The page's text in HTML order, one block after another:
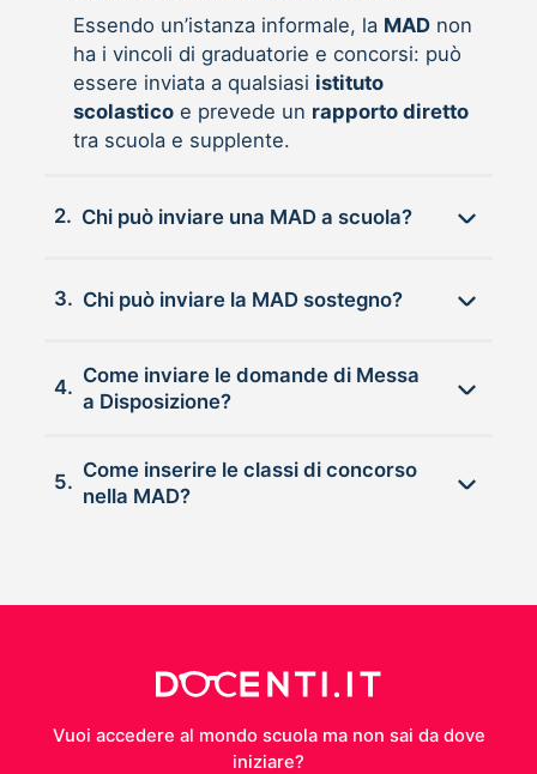
Essendo un’istanza informale, la MADnon
ha i vincoli di graduatorie e concorsi: può
essere inviata a qualsiasi istituto
scolasticoe prevede un rapporto diretto
tra scuola e supplente.
2. Chi può inviare una MAD a scuola?
3. Chi può inviare la MAD sostegno?
4.
Come inviare le domande di Messa
a Disposizione?
5.
Come inserire le classi di concorso
nella MAD?
Vuoi accedere al mondo scuola ma non sai da dove
iniziare?